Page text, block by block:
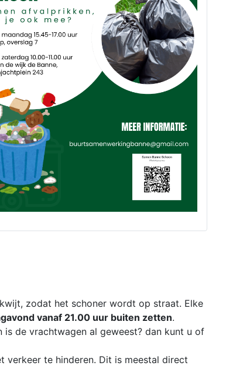
zodat het schoner wordt op straat. Elke
vanaf 21.00 uur buiten zetten.
de vrachtwagen al geweest? dan kunt u of
verkeer te hinderen. Dit is meestal direct